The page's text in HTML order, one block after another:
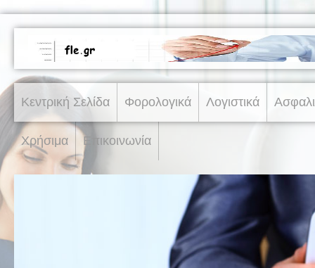
Κεντρική Σελίδα Φορολογικά Λογιστικά
Χρήσιμα Επικοινωνία